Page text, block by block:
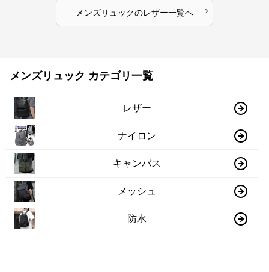
メンズリュックのレザー一覧へ ›
メンズリュック カテゴリ一覧
レザー
ナイロン
キャンバス
メッシュ
防水